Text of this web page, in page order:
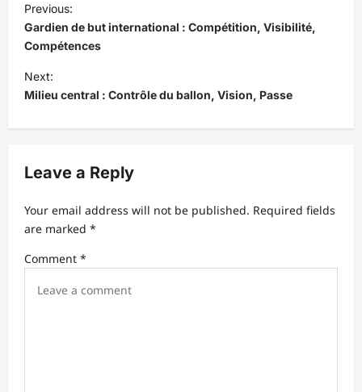
o
s
t
n
a
i
a
i
Previous:
Gardien de but international : Compétition, Visibilité,
Compétences
Next:
Milieu central : Contrôle du ballon, Vision, Passe
Leave a Reply
Your email address will not be published. Required fields
are marked *
Comment *